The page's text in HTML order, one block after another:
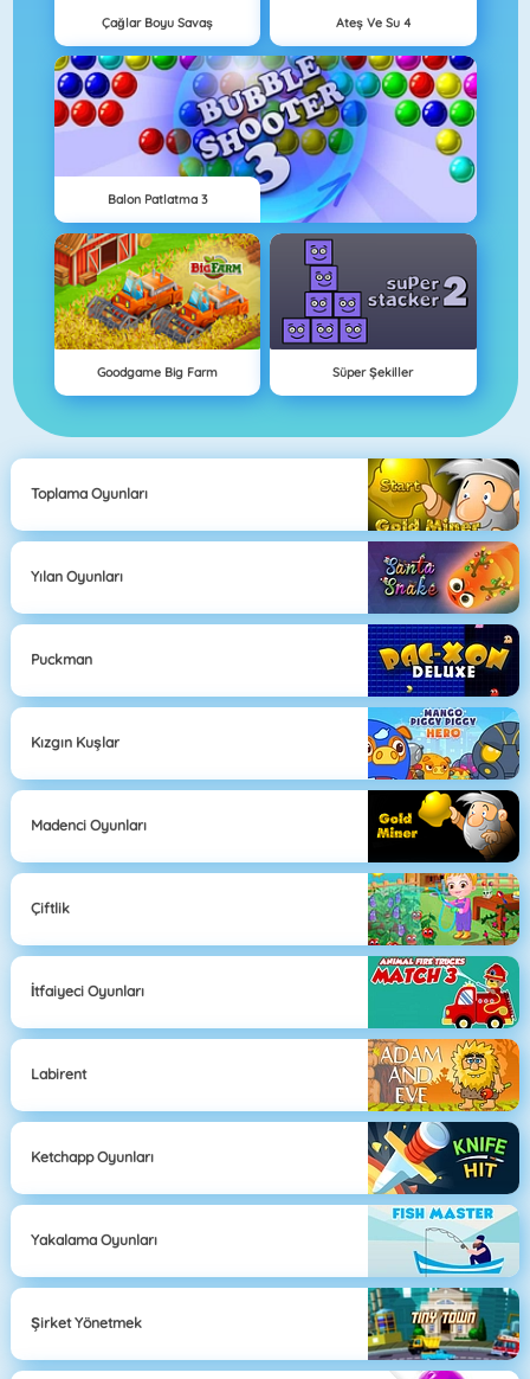
Çağlar Boyu Savaş Ateş Ve Su 4
Balon Patlatma 3
Goodgame Big Farm Süper Şekiller
Toplama Oyunları
Yılan Oyunları
Puckman
Kızgın Kuşlar
Madenci Oyunları
Çiftlik
İtfaiyeci Oyunları
Labirent
Ketchapp Oyunları
Yakalama Oyunları
Şirket Yönetmek